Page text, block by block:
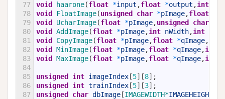
77
78
79
80
81
82
83
84
85
86
87
void
haarone(float *input ,float *output ,int
void
FloatImage(unsigned char *pImage,float
void
UcharImage(float *pImage,unsigned char
void
AddImage(float *pImage,int nWidth,int
void
CopyImage(float *pImage,float *qImage,
void
MinImage(float *pImage,float *qImage,int
void
MaxImage(float *pImage,float *qImage,int
unsigned int imageIndex [5] [8] ;
unsigned
int trainIndex [5] [3] ;
unsigned
char dbImage [IMAGEWIDTH*IMAGEHEIGHT